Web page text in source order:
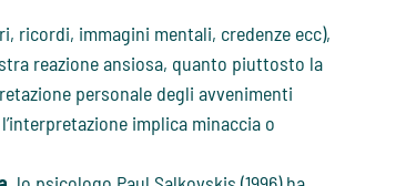
ricordi, immagini mentali, credenze ecc),
reazione ansiosa, quanto piuttosto la
personale degli avvenimenti
implica minaccia o